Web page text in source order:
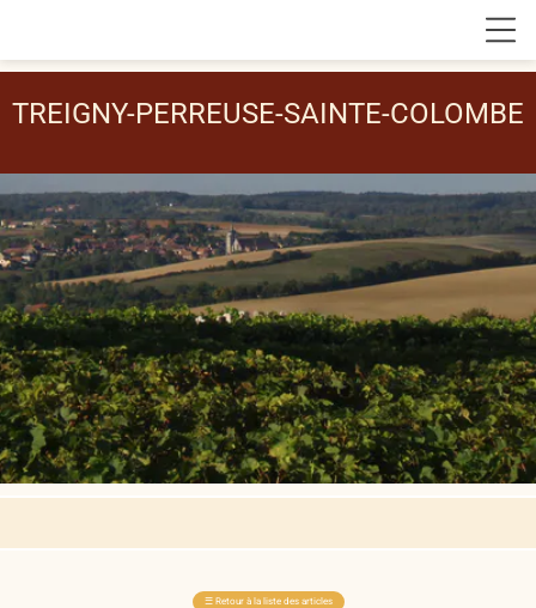
TREIGNY-PERREUSE-SAINTE-COLOMBE
☰ Retour à la liste des articles